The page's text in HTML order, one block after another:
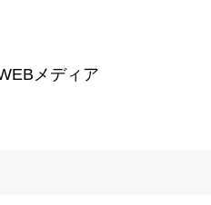
メディア